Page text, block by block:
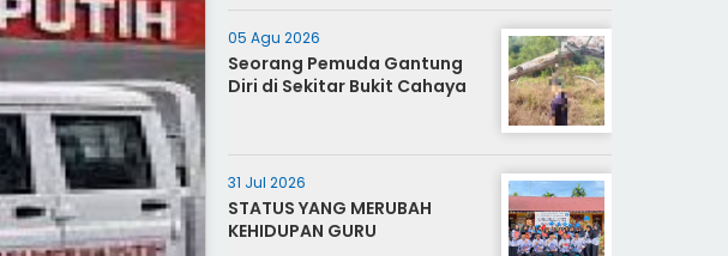
05 Agu 2026
Seorang Pemuda Gantung
Diri di Sekitar Bukit Cahaya
31 Jul 2026
STATUS YANG MERUBAH
KEHIDUPAN GURU